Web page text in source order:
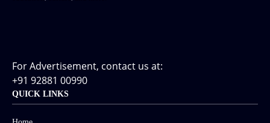
For Advertisement, contact us at:
+91 92881 00990
QUICK LINKS